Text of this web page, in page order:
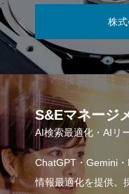
株
S&Eマネージ
AI検索最適化・AIリ
ChatGPT・Gemini
情報最適化を提供。